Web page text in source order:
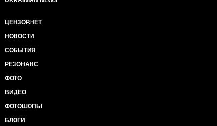
ЦЕНЗОР.НЕТ
НОВОСТИ
СОБЫТИЯ
РЕЗОНАНС
ФОТО
ВИДЕО
ФОТОШОПЫ
БЛОГИ